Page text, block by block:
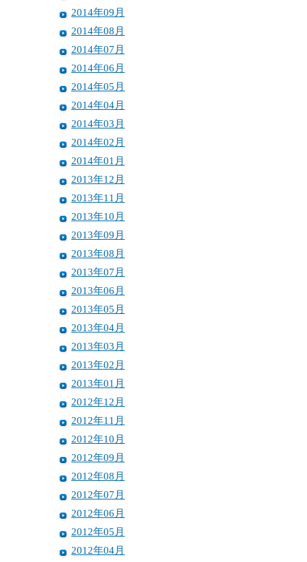
2014年09月
2014年08月
2014年07月
2014年06月
2014年05月
2014年04月
2014年03月
2014年02月
2014年01月
2013年12月
2013年11月
2013年10月
2013年09月
2013年08月
2013年07月
2013年06月
2013年05月
2013年04月
2013年03月
2013年02月
2013年01月
2012年12月
2012年11月
2012年10月
2012年09月
2012年08月
2012年07月
2012年06月
2012年05月
2012年04月